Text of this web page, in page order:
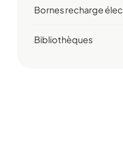
Bornes recharge élec.
Bibliothèques